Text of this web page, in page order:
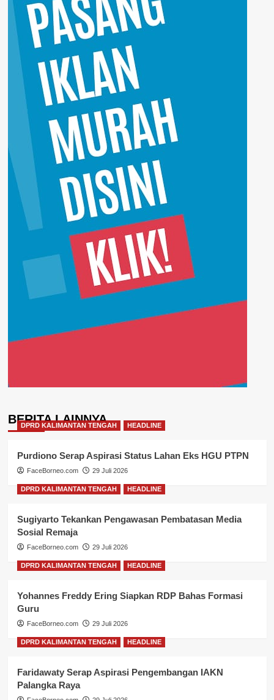
BERITA LAINNYA
DPRD KALIMANTAN TENGAH HEADLINE
Purdiono Serap Aspirasi Status Lahan Eks HGU PTPN
FaceBorneo.com 29 Juli 2026
DPRD KALIMANTAN TENGAH HEADLINE
Sugiyarto Tekankan Pengawasan Pembatasan Media
Sosial Remaja
FaceBorneo.com 29 Juli 2026
DPRD KALIMANTAN TENGAH HEADLINE
Yohannes Freddy Ering Siapkan RDP Bahas Formasi
Guru
FaceBorneo.com 29 Juli 2026
DPRD KALIMANTAN TENGAH HEADLINE
Faridawaty Serap Aspirasi Pengembangan IAKN
Palangka Raya